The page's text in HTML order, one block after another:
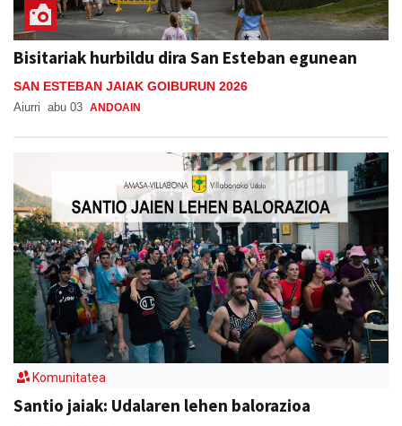
Bisitariak hurbildu dira San Esteban egunean
SAN ESTEBAN JAIAK GOIBURUN 2026
Aiurri abu 03 ANDOAIN
Komunitatea
Santio jaiak: Udalaren lehen balorazioa